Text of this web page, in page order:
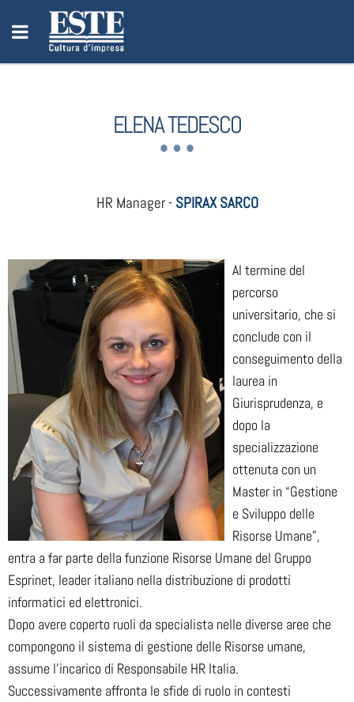
ELENA TEDESCO
HR Manager - SPIRAX SARCO
Al termine del
percorso
universitario, che si
conclude con il
conseguimento della
laurea in
Giurisprudenza, e
dopo la
specializzazione
ottenuta con un
Master in “Gestione
e Sviluppo delle
Risorse Umane”,
entra a far parte della funzione Risorse Umane del Gruppo
Esprinet, leader italiano nella distribuzione di prodotti
informatici ed elettronici.
Dopo avere coperto ruoli da specialista nelle diverse aree che
compongono il sistema di gestione delle Risorse umane,
assume l’incarico di Responsabile HR Italia.
Successivamente affronta le sfide di ruolo in contesti